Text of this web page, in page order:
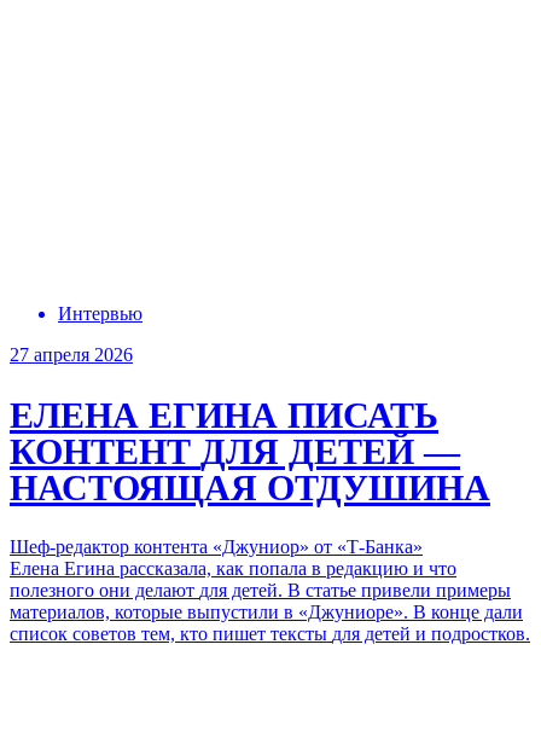
Интервью
27 апреля 2026
ЕЛЕНА ЕГИНА ПИСАТЬ
КОНТЕНТ ДЛЯ ДЕТЕЙ —
НАСТОЯЩАЯ ОТДУШИНА
Шеф-редактор контента «Джуниор» от «Т-Банка»
Елена Егина рассказала, как попала в редакцию и что
полезного они делают для детей. В статье привели примеры
материалов, которые выпустили в «Джуниоре». В конце дали
список советов тем, кто пишет тексты для детей и подростков.